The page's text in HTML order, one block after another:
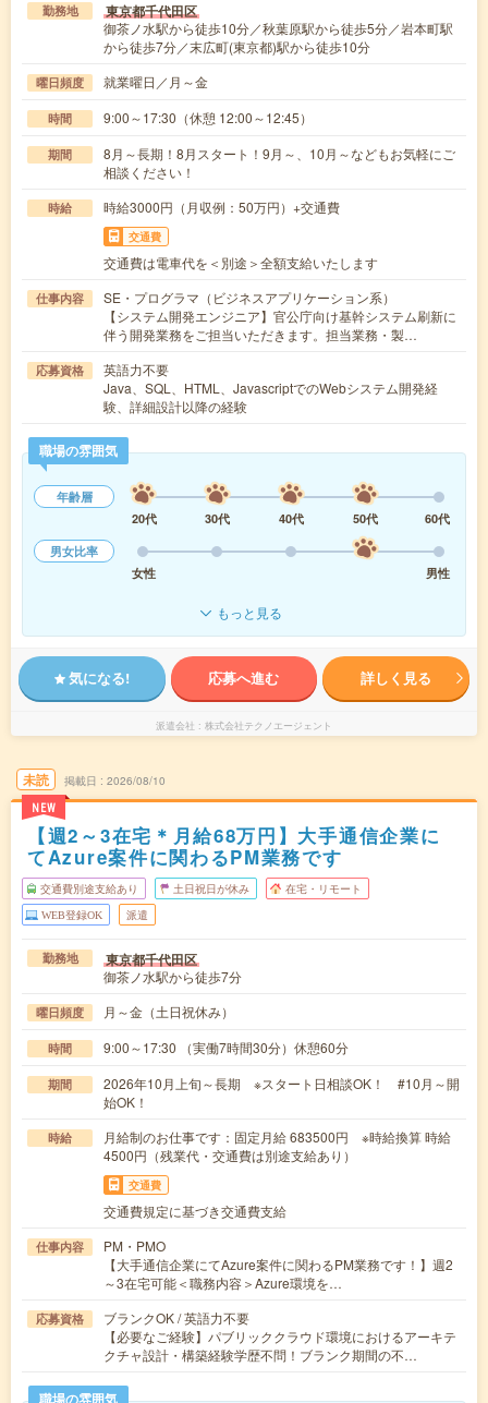
勤務地 東京都千代田区
御茶ノ水駅から徒歩10分／秋葉原駅から徒歩5分／岩本町駅
から徒歩7分／末広町(東京都)駅から徒歩10分
曜日頻度 就業曜日／月～金
時間 9:00～17:30（休憩 12:00～12:45）
期間
8月～長期！8月スタート！9月～、10月～などもお気軽にご
相談ください！
時給 時給3000円（月収例：50万円）+交通費
交通費
交通費は電車代を＜別途＞全額支給いたします
仕事内容
SE・プログラマ（ビジネスアプリケーション系）
【システム開発エンジニア】官公庁向け基幹システム刷新に
伴う開発業務をご担当いただきます。担当業務・製…
応募資格
英語力不要
Java、SQL、HTML、JavascriptでのWebシステム開発経
験、詳細設計以降の経験
職場の雰囲気
年齢層
20代
30代 40代 50代
60代
男女比率
女性
男性
もっと見る
気になる! 応募へ進む 詳しく見る
派遣会社 株式会社テクノエージェント
未読
NEW
掲載日 2026/08/10
【週2～3在宅＊月給68万円】大手通信企業に
てAzure案件に関わるPM業務です
交通費別途支給あり 土日祝日が休み 在宅・リモート
WEB登録OK 派遣
勤務地 東京都千代田区
御茶ノ水駅から徒歩7分
曜日頻度 月～金（土日祝休み）
時間 9:00～17:30 （実働7時間30分）休憩60分
期間
2026年10月上旬～長期 ※スタート日相談OK！ #10月～開
始OK！
時給
月給制のお仕事です：固定月給 683500円 ※時給換算 時給
4500円（残業代・交通費は別途支給あり）
交通費
交通費規定に基づき交通費支給
仕事内容
PM・PMO
【大手通信企業にてAzure案件に関わるPM業務です！】週2
～3在宅可能＜職務内容＞Azure環境を…
応募資格
ブランクOK / 英語力不要
【必要なご経験】パブリッククラウド環境におけるアーキテ
クチャ設計・構築経験学歴不問！ブランク期間の不…
職場の雰囲気